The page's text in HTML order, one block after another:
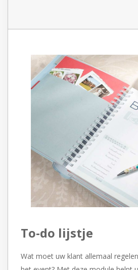
To-do lijstje
Wat moet uw klant allemaal